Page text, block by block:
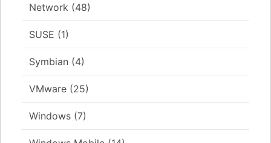
Network (48)
SUSE (1)
Symbian (4)
VMware (25)
Windows (7)